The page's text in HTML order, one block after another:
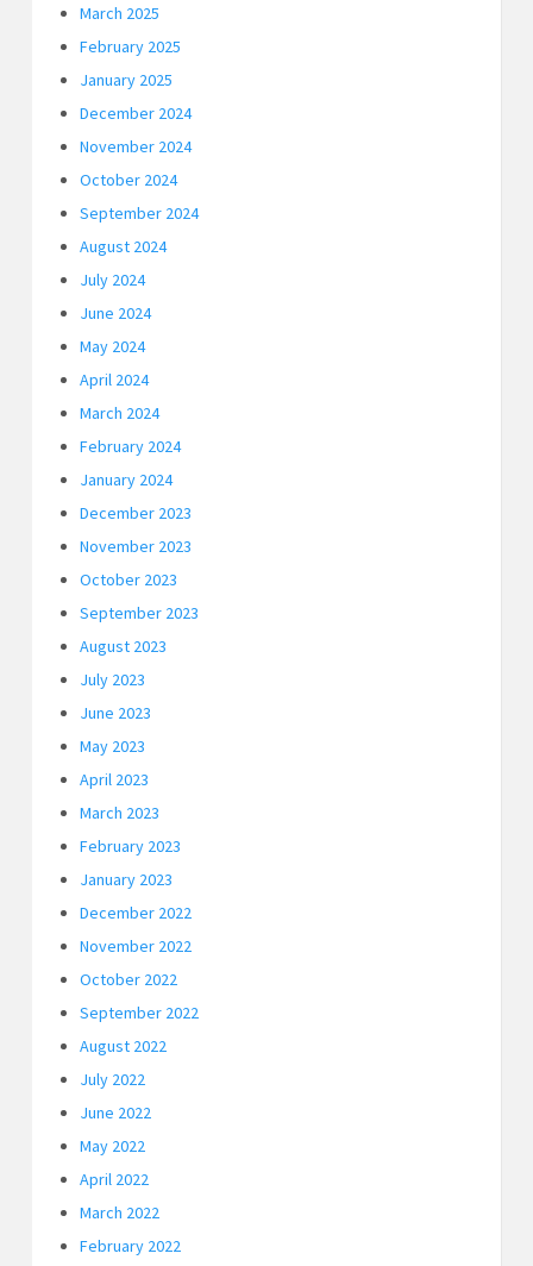
March 2025
February 2025
January 2025
December 2024
November 2024
October 2024
September 2024
August 2024
July 2024
June 2024
May 2024
April 2024
March 2024
February 2024
January 2024
December 2023
November 2023
October 2023
September 2023
August 2023
July 2023
June 2023
May 2023
April 2023
March 2023
February 2023
January 2023
December 2022
November 2022
October 2022
September 2022
August 2022
July 2022
June 2022
May 2022
April 2022
March 2022
February 2022